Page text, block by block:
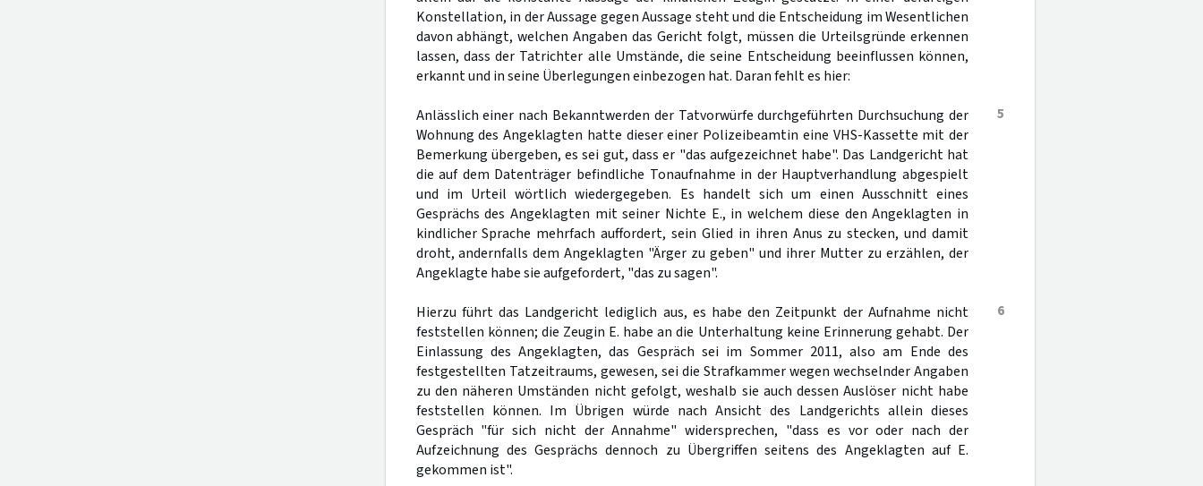
Konstellation, in der Aussage gegen Aussage steht und die Entscheidung im Wesentlichen
davon abhängt, welchen Angaben das Gericht folgt, müssen die Urteilsgründe erkennen
lassen, dass der Tatrichter alle Umstände, die seine Entscheidung beeinflussen können,
erkannt und in seine Überlegungen einbezogen hat. Daran fehlt es hier:
5
Anlässlich einer nach Bekanntwerden der Tatvorwürfe durchgeführten Durchsuchung der
Wohnung des Angeklagten hatte dieser einer Polizeibeamtin eine VHS-Kassette mit der
Bemerkung übergeben, es sei gut, dass er "das aufgezeichnet habe". Das Landgericht hat
die auf dem Datenträger befindliche Tonaufnahme in der Hauptverhandlung abgespielt
und im Urteil wörtlich wiedergegeben. Es handelt sich um einen Ausschnitt eines
Gesprächs des Angeklagten mit seiner Nichte E., in welchem diese den Angeklagten in
kindlicher Sprache mehrfach auffordert, sein Glied in ihren Anus zu stecken, und damit
droht, andernfalls dem Angeklagten "Ärger zu geben" und ihrer Mutter zu erzählen, der
Angeklagte habe sie aufgefordert, "das zu sagen".
6
Hierzu führt das Landgericht lediglich aus, es habe den Zeitpunkt der Aufnahme nicht
feststellen können; die Zeugin E. habe an die Unterhaltung keine Erinnerung gehabt. Der
Einlassung des Angeklagten, das Gespräch sei im Sommer 2011, also am Ende des
festgestellten Tatzeitraums, gewesen, sei die Strafkammer wegen wechselnder Angaben
zu den näheren Umständen nicht gefolgt, weshalb sie auch dessen Auslöser nicht habe
feststellen können. Im Übrigen würde nach Ansicht des Landgerichts allein dieses
Gespräch "für sich nicht der Annahme" widersprechen, "dass es vor oder nach der
Aufzeichnung des Gesprächs dennoch zu Übergriffen seitens des Angeklagten auf E.
gekommen ist".